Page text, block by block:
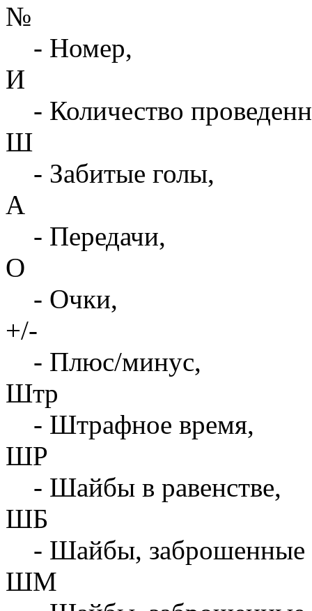
№
- Номер,
И
- Количество
Ш
- Забитые голы,
А
- Передачи,
О
- Очки,
+/-
- Плюс/минус,
Штр
- Штрафное время,
ШР
- Шайбы в равенстве,
ШБ
- Шайбы, заброшенные
ШМ